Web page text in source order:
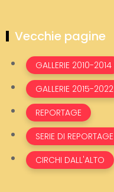
Vecchie pagine
GALLERIE 2010-2014
GALLERIE 2015-2022
REPORTAGE
SERIE DI REPORTAGE
CIRCHI DALL'ALTO